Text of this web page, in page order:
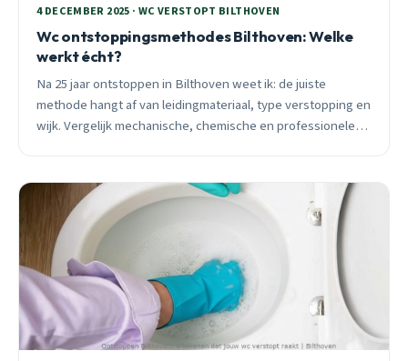
4 DECEMBER 2025 · WC VERSTOPT BILTHOVEN
Wc ontstoppingsmethodes Bilthoven: Welke
werkt écht?
Na 25 jaar ontstoppen in Bilthoven weet ik: de juiste
methode hangt af van leidingmateriaal, type verstopping en
wijk. Vergelijk mechanische, chemische en professionele